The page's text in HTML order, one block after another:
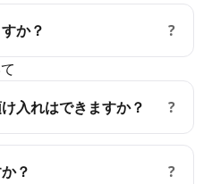
か？
?
入れはできますか？
?
？ ?